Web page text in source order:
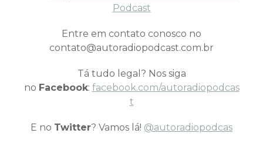
Podcast
Entre em contato conosco no
contato@autoradiopodcast.com.br
Tá tudo legal? Nos siga
no Facebook: facebook.com/autoradiopodcas
t
E no Twitter? Vamos lá! @autoradiopodcas